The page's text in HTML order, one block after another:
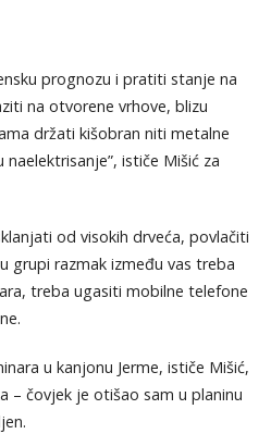
prognozu i pratiti stanje na
na otvorene vrhove, blizu
držati kišobran niti metalne
ističe Mišić za
od visokih drveća, povlačiti
grupi razmak između vas treba
treba ugasiti mobilne telefone
u kanjonu Jerme, ističe Mišić,
– čovjek je otišao sam u planinu